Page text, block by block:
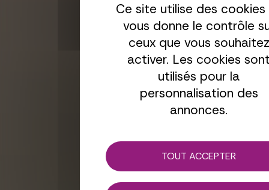
Ce site utilise des
vous donne le contrôle
ceux que vous souhaitez
activer. Les cookies
utilisés pour la
personnalisation des
annonces.
TOUT ACCEPTER